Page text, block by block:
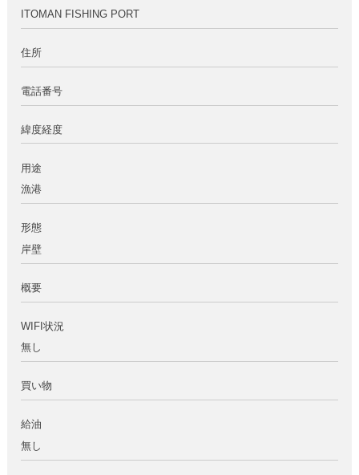
ITOMAN FISHING PORT
住所
電話番号
緯度経度
用途
漁港
形態
岸壁
概要
WIFI状況
無し
買い物
給油
無し